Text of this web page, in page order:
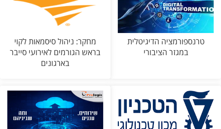
טרנספורמציה הדיגיטלית
במגזר הציבורי
מחקר: ניהול סיסמאות לקוי
בראש הגורמים לאירועי סייבר
בארגונים